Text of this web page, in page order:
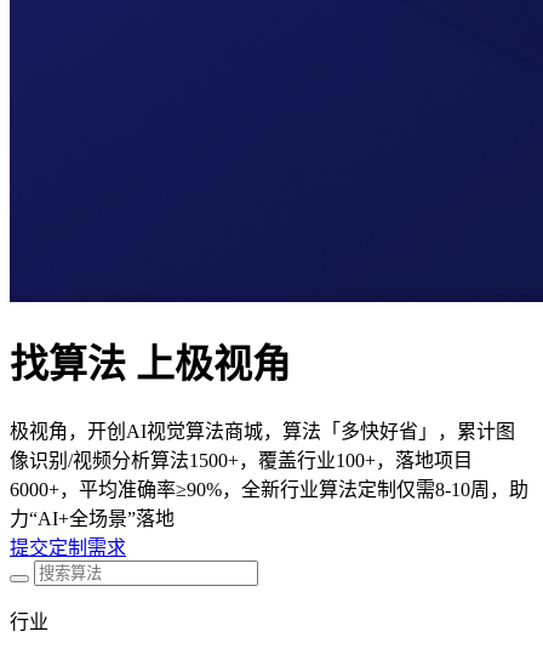
找算法 上极视角
极视角，开创AI视觉算法商城，算法「多快好省」，累计图
像识别/视频分析算法1500+，覆盖行业100+，落地项目
6000+，平均准确率≥90%，全新行业算法定制仅需8-10周，助
力“AI+全场景”落地
提交定制需求
行业